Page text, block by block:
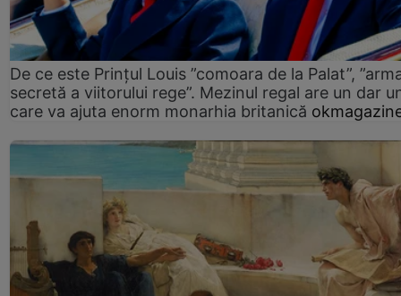
De ce este Prințul Louis ”comoara de la Palat”,
secretă a viitorului rege”. Mezinul regal are un dar
care va ajuta enorm monarhia britanică